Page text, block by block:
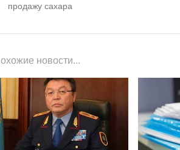
продажу сахара
новости...